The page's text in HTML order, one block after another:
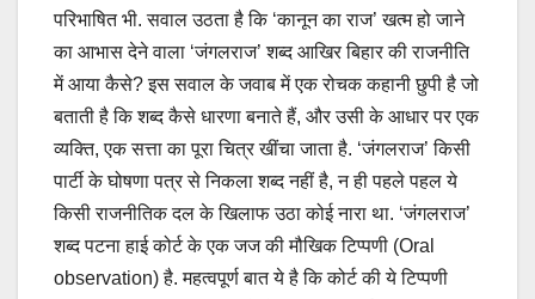
परिभाषित भी. सवाल उठता है कि ‘कानून का राज’ खत्म हो जाने
का आभास देने वाला ‘जंगलराज’ शब्द आखिर बिहार की राजनीति
में आया कैसे? इस सवाल के जवाब में एक रोचक कहानी छुपी है जो
बताती है कि शब्द कैसे धारणा बनाते हैं, और उसी के आधार पर एक
व्यक्ति, एक सत्ता का पूरा चित्र खींचा जाता है. ‘जंगलराज’ किसी
पार्टी के घोषणा पत्र से निकला शब्द नहीं है, न ही पहले पहल ये
किसी राजनीतिक दल के खिलाफ उठा कोई नारा था. ‘जंगलराज’
शब्द पटना हाई कोर्ट के एक जज की मौखिक टिप्पणी (Oral
observation) है. महत्वपूर्ण बात ये है कि कोर्ट की ये टिप्पणी